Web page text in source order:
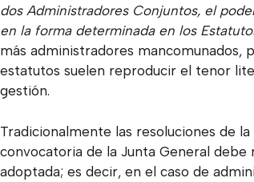
dos Administradores Conjuntos, el
en la forma determinada en los
más administradores mancomunados,
estatutos suelen reproducir el tenor
gestión.
Tradicionalmente las resoluciones de
convocatoria de la Junta General
adoptada; es decir, en el caso de